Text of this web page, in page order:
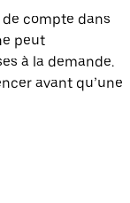
de compte dans
peut
à la demande.
avant qu’une